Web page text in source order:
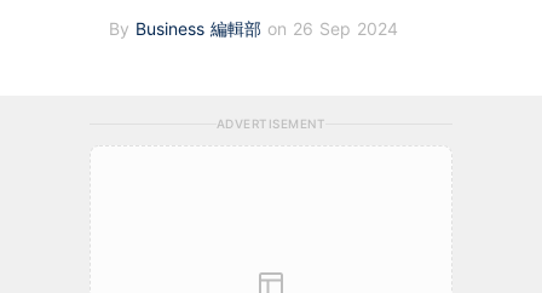
By Business 編輯部 on 26 Sep 2024
ADVERTISEMENT